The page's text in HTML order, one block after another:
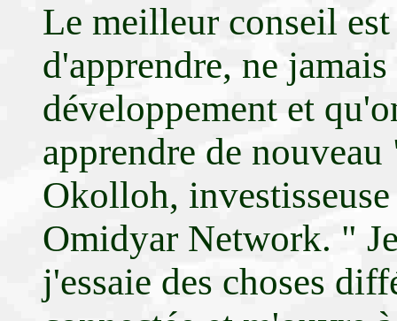
Le meilleur conseil
d'apprendre, ne
développement et
apprendre de
Okolloh,
Omidyar Network. "
j'essaie des choses